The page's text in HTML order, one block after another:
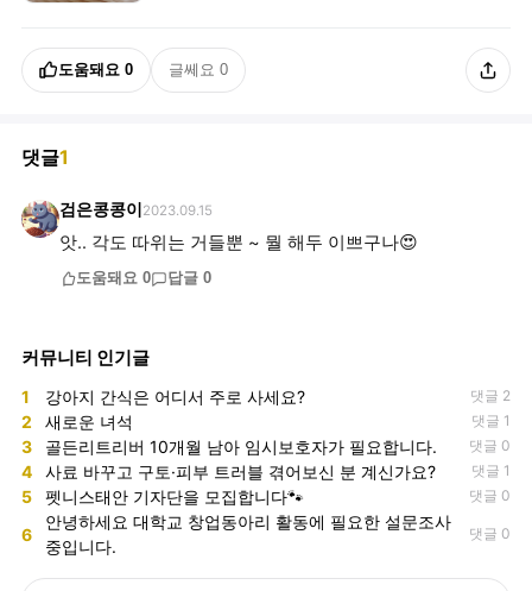
도움돼요 0 글쎄요 0
댓글1
검은콩콩이 2023.09.15
앗.. 각도 따위는 거들뿐 ~ 뭘 해두 이쁘구나😍
도움돼요 0 답글 0
커뮤니티 인기글
1 강아지 간식은 어디서 주로 사세요? 댓글 2
2 새로운 녀석 댓글 1
3 골든리트리버 10개월 남아 임시보호자가 필요합니다. 댓글 0
4 사료 바꾸고 구토·피부 트러블 겪어보신 분 계신가요? 댓글 1
5 펫니스태안 기자단을 모집합니다🐾 댓글 0
6
안녕하세요 대학교 창업동아리 활동에 필요한 설문조사
중입니다.
댓글 0